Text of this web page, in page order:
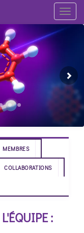
Toggle
MEMBRES
COLLABORATIONS
: